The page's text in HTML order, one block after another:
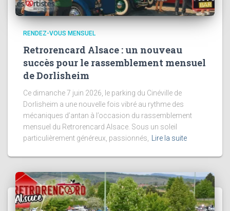
RENDEZ-VOUS MENSUEL
Retrorencard Alsace : un nouveau
succès pour le rassemblement mensuel
de Dorlisheim
Ce dimanche 7 juin 2026, le parking du Cinéville de
Dorlisheim a une nouvelle fois vibré au rythme des
mécaniques d’antan à l’occasion du rassemblement
mensuel du Retrorencard Alsace. Sous un soleil
particulièrement généreux, passionnés,
Lire la suite